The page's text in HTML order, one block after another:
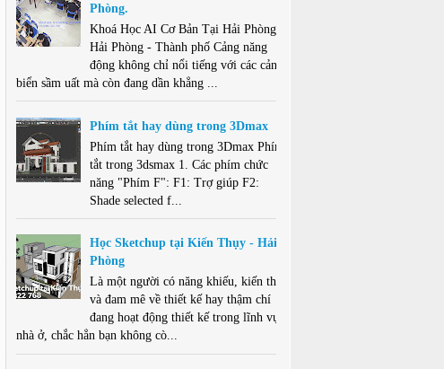
Phòng.
Khoá Học AI Cơ Bản Tại Hải Phòng .
Hải Phòng - Thành phố Cảng năng
động không chỉ nổi tiếng với các cảng
biển sầm uất mà còn đang dần khẳng ...
Phím tắt hay dùng trong 3Dmax
Phím tắt hay dùng trong 3Dmax Phím
tắt trong 3dsmax 1. Các phím chức
năng "Phím F": F1: Trợ giúp F2:
Shade selected f...
Học Sketchup tại Kiến Thụy - Hải
Phòng
Là một người có năng khiếu, kiến thức
và đam mê về thiết kế hay thậm chí
đang hoạt động thiết kế trong lĩnh vực
nhà ở, chắc hẳn bạn không cò...